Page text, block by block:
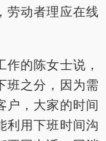
劳动者理应在线
的陈女士说，
班之分，因为需
户，大家的时间
利用下班时间沟